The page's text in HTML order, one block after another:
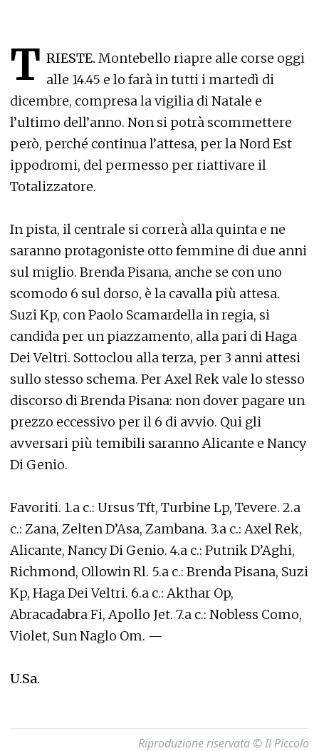
T RIESTE. Montebello riapre alle corse oggi
alle 14.45 e lo farà in tutti i martedì di
dicembre, compresa la vigilia di Natale e
l’ultimo dell’anno. Non si potrà scommettere
però, perché continua l’attesa, per la Nord Est
ippodromi, del permesso per riattivare il
Totalizzatore.
In pista, il centrale si correrà alla quinta e ne
saranno protagoniste otto femmine di due anni
sul miglio. Brenda Pisana, anche se con uno
scomodo 6 sul dorso, è la cavalla più attesa.
Suzi Kp, con Paolo Scamardella in regia, si
candida per un piazzamento, alla pari di Haga
Dei Veltri. Sottoclou alla terza, per 3 anni attesi
sullo stesso schema. Per Axel Rek vale lo stesso
discorso di Brenda Pisana: non dover pagare un
prezzo eccessivo per il 6 di avvio. Qui gli
avversari più temibili saranno Alicante e Nancy
Di Genio.
Favoriti. 1.a c.: Ursus Tft, Turbine Lp, Tevere. 2.a
c.: Zana, Zelten D’Asa, Zambana. 3.a c.: Axel Rek,
Alicante, Nancy Di Genio. 4.a c.: Putnik D’Aghi,
Richmond, Ollowin Rl. 5.a c.: Brenda Pisana, Suzi
Kp, Haga Dei Veltri. 6.a c.: Akthar Op,
Abracadabra Fi, Apollo Jet. 7.a c.: Nobless Como,
Violet, Sun Naglo Om. —
U.Sa.
Riproduzione riservata © Il Piccolo